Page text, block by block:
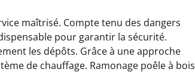
maîtrisé. Compte tenu des dangers
pour garantir la sécurité.
les dépôts. Grâce à une approche
de chauffage. Ramonage poêle à bois